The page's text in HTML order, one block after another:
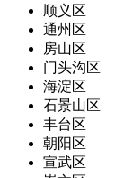
顺义区
通州区
房山区
门头沟区
海淀区
石景山区
丰台区
朝阳区
宣武区